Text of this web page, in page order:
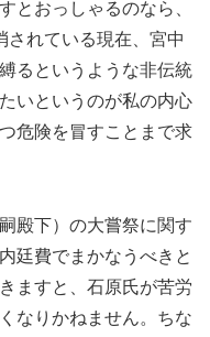
とおっしゃるのなら、
されている現在、宮中
るというような非伝統
いというのが私の内心
危険を冒すことまで求
殿下）の大嘗祭に関す
廷費でまかなうべきと
ますと、石原氏が苦労
なりかねません。ちな